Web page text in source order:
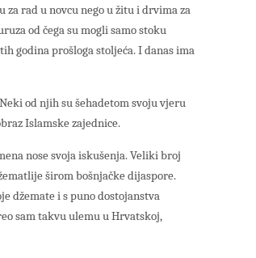
rad u novcu nego u žitu i drvima za
od čega su mogli samo stoku
godina prošloga stoljeća. I danas ima
od njih su šehadetom svoju vjeru
Islamske zajednice.
nose svoja iskušenja. Veliki broj
širom bošnjačke dijaspore.
džemate i s puno dostojanstva
sam takvu ulemu u Hrvatskoj,